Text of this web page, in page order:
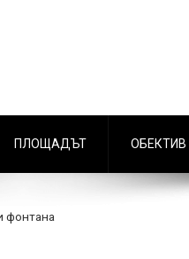
ПЛОЩАДЪТ ОБЕКТИВ
фонтана